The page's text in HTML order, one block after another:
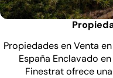
Propiedades en Venta
España Enclavado
Finestrat ofrece